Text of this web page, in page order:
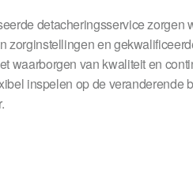
detacheringsservice zorgen
zorginstellingen en
waarborgen van kwaliteit en
inspelen op de veranderende